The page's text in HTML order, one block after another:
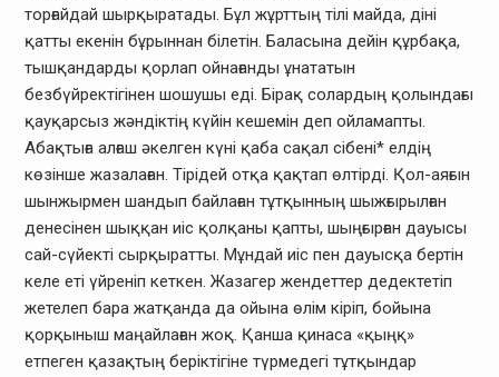
торғайдай шырқыратады. Бұл жұрттың тілі майда, діні
қатты екенін бұрыннан білетін. Баласына дейін құрбақа,
тышқандарды қорлап ойнағанды ұнататын
безбүйректігінен шошушы еді. Бірақ солардың қолындағы
қауқарсыз жәндіктің күйін кешемін деп ойламапты.
Абақтыға алғаш әкелген күні қаба сақал сібені* елдің
көзінше жазалаған. Тірідей отқа қақтап өлтірді. Қол-аяғын
шынжырмен шандып байлаған тұтқынның шыжғырылған
денесінен шыққан иіс қолқаны қапты, шыңғырған дауысы
сай-сүйекті сырқыратты. Мұндай иіс пен дауысқа бертін
келе еті үйреніп кеткен. Жазагер жендеттер дедектетіп
жетелеп бара жатқанда да ойына өлім кіріп, бойына
қорқыныш маңайлаған жоқ. Қанша қинаса «қыңқ»
етпеген қазақтың беріктігіне түрмедегі тұтқындар